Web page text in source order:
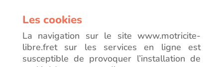
Les cookies
La navigation sur le site www.motricite-
libre.fret sur les services en ligne est
susceptible de provoquer l’installation de